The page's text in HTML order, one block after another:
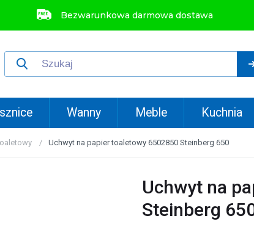
Bezwarunkowa darmowa dostawa
Wanny Meble Kuchnia
Uchwyt na papier toaletowy 6502850 Steinberg 650
Uchwyt na
Steinberg